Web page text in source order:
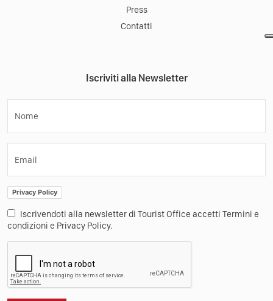
Press
Contatti
Iscriviti alla Newsletter
Nome
Email
Privacy Policy
Iscrivendoti alla newsletter di Tourist Office accetti Termini e
condizioni e Privacy Policy.